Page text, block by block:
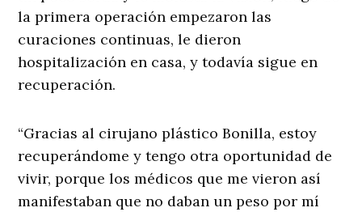
la primera operación empezaron las
curaciones continuas, le dieron
hospitalización en casa, y todavía sigue en
recuperación.
“Gracias al cirujano plástico Bonilla, estoy
recuperándome y tengo otra oportunidad de
vivir, porque los médicos que me vieron así
manifestaban que no daban un peso por mí